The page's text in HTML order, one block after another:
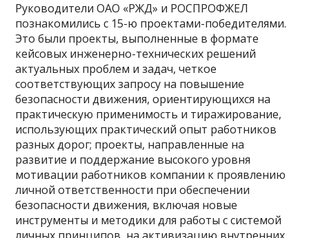
Руководители ОАО «РЖД» и РОСПРОФЖЕЛ
познакомились с 15-ю проектами-победителями.
Это были проекты, выполненные в формате
кейсовых инженерно-технических решений
актуальных проблем и задач, четкое
соответствующих запросу на повышение
безопасности движения, ориентирующихся на
практическую применимость и тиражирование,
использующих практический опыт работников
разных дорог; проекты, направленные на
развитие и поддержание высокого уровня
мотивации работников компании к проявлению
личной ответственности при обеспечении
безопасности движения, включая новые
инструменты и методики для работы с системой